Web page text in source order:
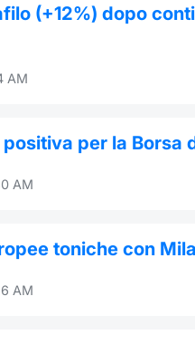
(+12%) dopo
AM
per la Borsa
AM
toniche con
AM